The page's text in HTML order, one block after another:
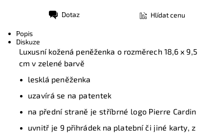
Dotaz Hlídat cenu
Popis
Diskuze
Luxusní kožená peněženka o rozměrech 18,6 x 9,5
cm v zelené barvě
lesklá peněženka
uzavírá se na patentek
na přední straně je stříbrné logo Pierre Cardin
uvnitř je 9 přihrádek na platebníči jiné karty, z